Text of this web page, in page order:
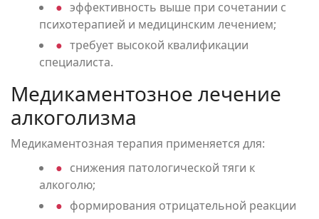
эффективность выше при сочетании с
психотерапией и медицинским лечением;
требует высокой квалификации
специалиста.
Медикаментозное лечение
алкоголизма
Медикаментозная терапия применяется для:
снижения патологической тяги к
алкоголю;
формирования отрицательной реакции